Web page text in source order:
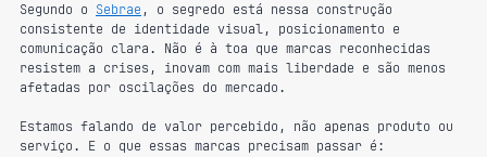
Segundo o Sebrae , o segredo está nessa construção
consistente de identidade visual, posicionamento e
comunicação clara. Não é à toa que marcas reconhecidas
resistem a crises, inovam com mais liberdade e são menos
afetadas por oscilações do mercado.
Estamos falando de valor percebido, não apenas produto ou
serviço. E o que essas marcas precisam passar é: